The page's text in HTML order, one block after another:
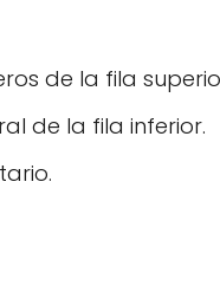
de la fila
de la fila inferior.